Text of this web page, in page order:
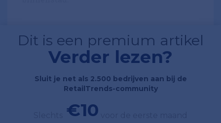
Dit is een premium artikel
Verder lezen?
Sluit je net als 2.500 bedrijven aan bij de
RetailTrends-community
€10